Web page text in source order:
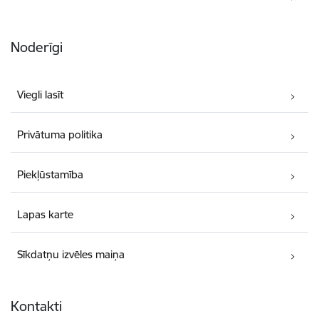
Noderīgi
Viegli lasīt
Privātuma politika
Piekļūstamība
Lapas karte
Sīkdatņu izvēles maiņa
Kontakti